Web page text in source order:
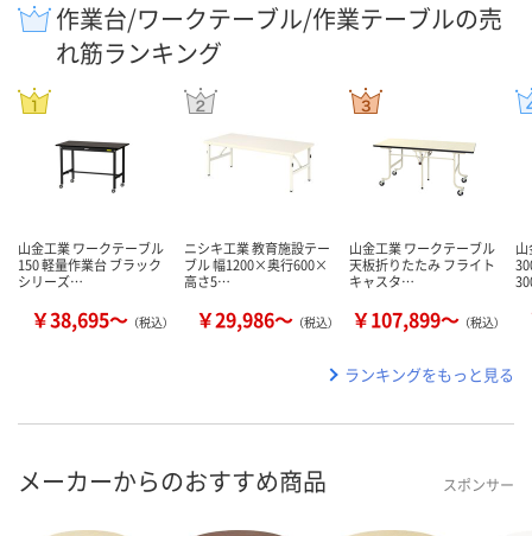
作業台/ワークテーブル/作業テーブルの売
れ筋ランキング
山金工業 ワークテーブル
150 軽量作業台 ブラック
シリーズ…
￥38,695～ （税込）
ニシキ工業 教育施設テー
ブル 幅1200×奥行600×
高さ5…
￥29,986～ （税込）
山金工業 ワークテーブル
天板折りたたみ フライト
キャスタ…
￥107,899～ （税込）
ランキングをもっと見る
メーカーからのおすすめ商品 スポンサー